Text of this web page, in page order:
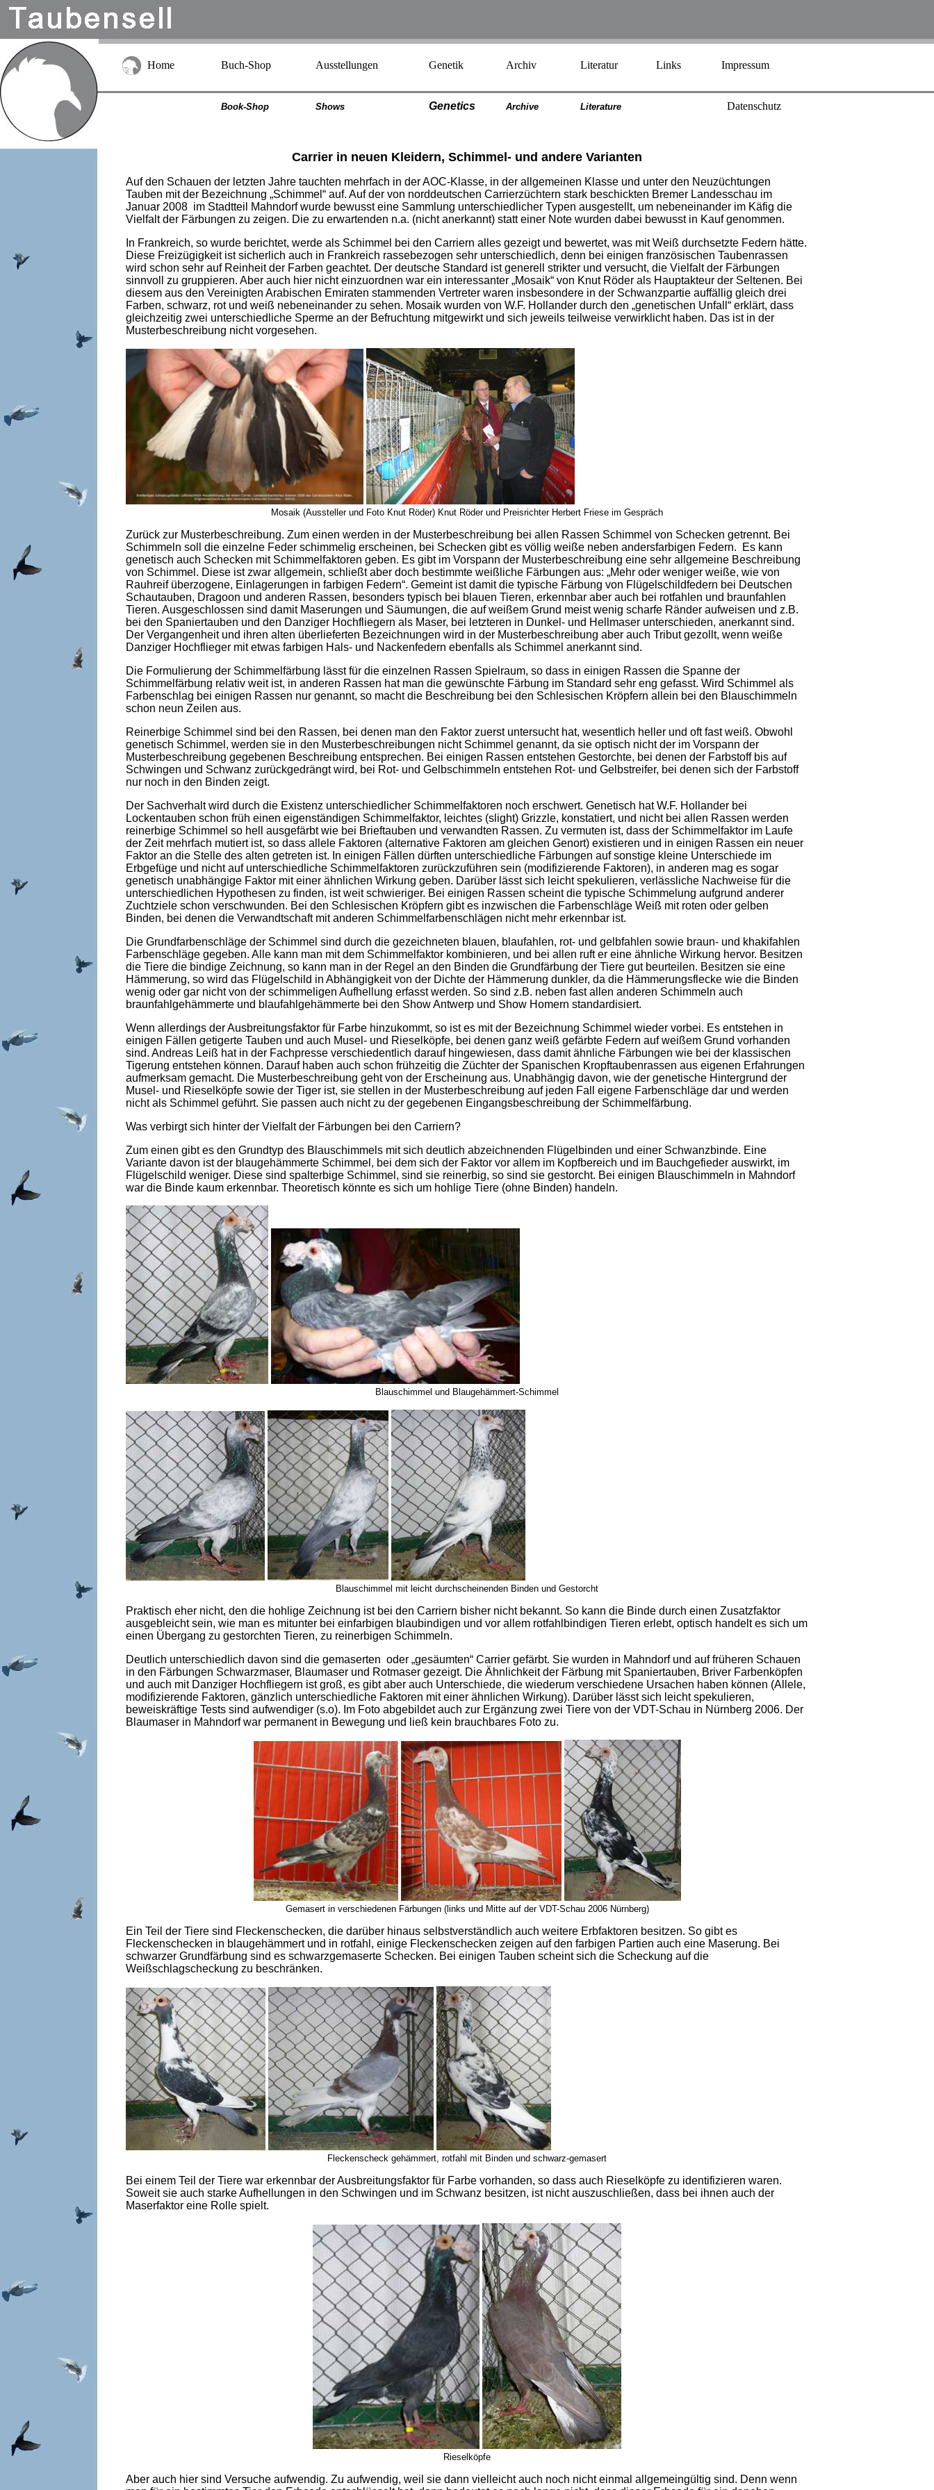
Home Buch-Shop Ausstellungen Genetik Archiv Literatur Links Impressum
Book-Shop Shows Genetics Archive Literature Datenschutz
Carrier in neuen Kleidern, Schimmel- und andere Varianten
Auf den Schauen der letzten Jahre tauchten mehrfach in der AOC-Klasse, in der allgemeinen Klasse und unter den Neuzüchtungen
Tauben mit der Bezeichnung „Schimmel“ auf. Auf der von norddeutschen Carrierzüchtern stark beschickten Bremer Landesschau im
Januar 2008 im Stadtteil Mahndorf wurde bewusst eine Sammlung unterschiedlicher Typen ausgestellt, um nebeneinander im Käfig die
Vielfalt der Färbungen zu zeigen. Die zu erwartenden n.a. (nicht anerkannt) statt einer Note wurden dabei bewusst in Kauf genommen.
In Frankreich, so wurde berichtet, werde als Schimmel bei den Carriern alles gezeigt und bewertet, was mit Weiß durchsetzte Federn hätte.
Diese Freizügigkeit ist sicherlich auch in Frankreich rassebezogen sehr unterschiedlich, denn bei einigen französischen Taubenrassen
wird schon sehr auf Reinheit der Farben geachtet. Der deutsche Standard ist generell strikter und versucht, die Vielfalt der Färbungen
sinnvoll zu gruppieren. Aber auch hier nicht einzuordnen war ein interessanter „Mosaik“ von Knut Röder als Hauptakteur der Seltenen. Bei
diesem aus den Vereinigten Arabischen Emiraten stammenden Vertreter waren insbesondere in der Schwanzpartie auffällig gleich drei
Farben, schwarz, rot und weiß nebeneinander zu sehen. Mosaik wurden von W.F. Hollander durch den „genetischen Unfall“ erklärt, dass
gleichzeitig zwei unterschiedliche Sperme an der Befruchtung mitgewirkt und sich jeweils teilweise verwirklicht haben. Das ist in der
Musterbeschreibung nicht vorgesehen.
Mosaik (Aussteller und Foto Knut Röder) Knut Röder und Preisrichter Herbert Friese im Gespräch
Zurück zur Musterbeschreibung. Zum einen werden in der Musterbeschreibung bei allen Rassen Schimmel von Schecken getrennt. Bei
Schimmeln soll die einzelne Feder schimmelig erscheinen, bei Schecken gibt es völlig weiße neben andersfarbigen Federn. Es kann
genetisch auch Schecken mit Schimmelfaktoren geben. Es gibt im Vorspann der Musterbeschreibung eine sehr allgemeine Beschreibung
von Schimmel. Diese ist zwar allgemein, schließt aber doch bestimmte weißliche Färbungen aus: „Mehr oder weniger weiße, wie von
Rauhreif überzogene, Einlagerungen in farbigen Federn“. Gemeint ist damit die typische Färbung von Flügelschildfedern bei Deutschen
Schautauben, Dragoon und anderen Rassen, besonders typisch bei blauen Tieren, erkennbar aber auch bei rotfahlen und braunfahlen
Tieren. Ausgeschlossen sind damit Maserungen und Säumungen, die auf weißem Grund meist wenig scharfe Ränder aufweisen und z.B.
bei den Spaniertauben und den Danziger Hochfliegern als Maser, bei letzteren in Dunkel- und Hellmaser unterschieden, anerkannt sind.
Der Vergangenheit und ihren alten überlieferten Bezeichnungen wird in der Musterbeschreibung aber auch Tribut gezollt, wenn weiße
Danziger Hochflieger mit etwas farbigen Hals- und Nackenfedern ebenfalls als Schimmel anerkannt sind.
Die Formulierung der Schimmelfärbung lässt für die einzelnen Rassen Spielraum, so dass in einigen Rassen die Spanne der
Schimmelfärbung relativ weit ist, in anderen Rassen hat man die gewünschte Färbung im Standard sehr eng gefasst. Wird Schimmel als
Farbenschlag bei einigen Rassen nur genannt, so macht die Beschreibung bei den Schlesischen Kröpfern allein bei den Blauschimmeln
schon neun Zeilen aus.
Reinerbige Schimmel sind bei den Rassen, bei denen man den Faktor zuerst untersucht hat, wesentlich heller und oft fast weiß. Obwohl
genetisch Schimmel, werden sie in den Musterbeschreibungen nicht Schimmel genannt, da sie optisch nicht der im Vorspann der
Musterbeschreibung gegebenen Beschreibung entsprechen. Bei einigen Rassen entstehen Gestorchte, bei denen der Farbstoff bis auf
Schwingen und Schwanz zurückgedrängt wird, bei Rot- und Gelbschimmeln entstehen Rot- und Gelbstreifer, bei denen sich der Farbstoff
nur noch in den Binden zeigt.
Der Sachverhalt wird durch die Existenz unterschiedlicher Schimmelfaktoren noch erschwert. Genetisch hat W.F. Hollander bei
Lockentauben schon früh einen eigenständigen Schimmelfaktor, leichtes (slight) Grizzle, konstatiert, und nicht bei allen Rassen werden
reinerbige Schimmel so hell ausgefärbt wie bei Brieftauben und verwandten Rassen. Zu vermuten ist, dass der Schimmelfaktor im Laufe
der Zeit mehrfach mutiert ist, so dass allele Faktoren (alternative Faktoren am gleichen Genort) existieren und in einigen Rassen ein neuer
Faktor an die Stelle des alten getreten ist. In einigen Fällen dürften unterschiedliche Färbungen auf sonstige kleine Unterschiede im
Erbgefüge und nicht auf unterschiedliche Schimmelfaktoren zurückzuführen sein (modifizierende Faktoren), in anderen mag es sogar
genetisch unabhängige Faktor mit einer ähnlichen Wirkung geben. Darüber lässt sich leicht spekulieren, verlässliche Nachweise für die
unterschiedlichen Hypothesen zu finden, ist weit schwieriger. Bei einigen Rassen scheint die typische Schimmelung aufgrund anderer
Zuchtziele schon verschwunden. Bei den Schlesischen Kröpfern gibt es inzwischen die Farbenschläge Weiß mit roten oder gelben
Binden, bei denen die Verwandtschaft mit anderen Schimmelfarbenschlägen nicht mehr erkennbar ist.
Die Grundfarbenschläge der Schimmel sind durch die gezeichneten blauen, blaufahlen, rot- und gelbfahlen sowie braun- und khakifahlen
Farbenschläge gegeben. Alle kann man mit dem Schimmelfaktor kombinieren, und bei allen ruft er eine ähnliche Wirkung hervor. Besitzen
die Tiere die bindige Zeichnung, so kann man in der Regel an den Binden die Grundfärbung der Tiere gut beurteilen. Besitzen sie eine
Hämmerung, so wird das Flügelschild in Abhängigkeit von der Dichte der Hämmerung dunkler, da die Hämmerungsflecke wie die Binden
wenig oder gar nicht von der schimmeligen Aufhellung erfasst werden. So sind z.B. neben fast allen anderen Schimmeln auch
braunfahlgehämmerte und blaufahlgehämmerte bei den Show Antwerp und Show Homern standardisiert.
Wenn allerdings der Ausbreitungsfaktor für Farbe hinzukommt, so ist es mit der Bezeichnung Schimmel wieder vorbei. Es entstehen in
einigen Fällen getigerte Tauben und auch Musel- und Rieselköpfe, bei denen ganz weiß gefärbte Federn auf weißem Grund vorhanden
sind. Andreas Leiß hat in der Fachpresse verschiedentlich darauf hingewiesen, dass damit ähnliche Färbungen wie bei der klassischen
Tigerung entstehen können. Darauf haben auch schon frühzeitig die Züchter der Spanischen Kropftaubenrassen aus eigenen Erfahrungen
aufmerksam gemacht. Die Musterbeschreibung geht von der Erscheinung aus. Unabhängig davon, wie der genetische Hintergrund der
Musel- und Rieselköpfe sowie der Tiger ist, sie stellen in der Musterbeschreibung auf jeden Fall eigene Farbenschläge dar und werden
nicht als Schimmel geführt. Sie passen auch nicht zu der gegebenen Eingangsbeschreibung der Schimmelfärbung.
Was verbirgt sich hinter der Vielfalt der Färbungen bei den Carriern?
Zum einen gibt es den Grundtyp des Blauschimmels mit sich deutlich abzeichnenden Flügelbinden und einer Schwanzbinde. Eine
Variante davon ist der blaugehämmerte Schimmel, bei dem sich der Faktor vor allem im Kopfbereich und im Bauchgefieder auswirkt, im
Flügelschild weniger. Diese sind spalterbige Schimmel, sind sie reinerbig, so sind sie gestorcht. Bei einigen Blauschimmeln in Mahndorf
war die Binde kaum erkennbar. Theoretisch könnte es sich um hohlige Tiere (ohne Binden) handeln.
Blauschimmel und Blaugehämmert-Schimmel
Blauschimmel mit leicht durchscheinenden Binden und Gestorcht
Praktisch eher nicht, den die hohlige Zeichnung ist bei den Carriern bisher nicht bekannt. So kann die Binde durch einen Zusatzfaktor
ausgebleicht sein, wie man es mitunter bei einfarbigen blaubindigen und vor allem rotfahlbindigen Tieren erlebt, optisch handelt es sich um
einen Übergang zu gestorchten Tieren, zu reinerbigen Schimmeln.
Deutlich unterschiedlich davon sind die gemaserten oder „gesäumten“ Carrier gefärbt. Sie wurden in Mahndorf und auf früheren Schauen
in den Färbungen Schwarzmaser, Blaumaser und Rotmaser gezeigt. Die Ähnlichkeit der Färbung mit Spaniertauben, Briver Farbenköpfen
und auch mit Danziger Hochfliegern ist groß, es gibt aber auch Unterschiede, die wiederum verschiedene Ursachen haben können (Allele,
modifizierende Faktoren, gänzlich unterschiedliche Faktoren mit einer ähnlichen Wirkung). Darüber lässt sich leicht spekulieren,
beweiskräftige Tests sind aufwendiger (s.o). Im Foto abgebildet auch zur Ergänzung zwei Tiere von der VDT-Schau in Nürnberg 2006. Der
Blaumaser in Mahndorf war permanent in Bewegung und ließ kein brauchbares Foto zu.
Gemasert in verschiedenen Färbungen (links und Mitte auf der VDT-Schau 2006 Nürnberg)
Ein Teil der Tiere sind Fleckenschecken, die darüber hinaus selbstverständlich auch weitere Erbfaktoren besitzen. So gibt es
Fleckenschecken in blaugehämmert und in rotfahl, einige Fleckenschecken zeigen auf den farbigen Partien auch eine Maserung. Bei
schwarzer Grundfärbung sind es schwarzgemaserte Schecken. Bei einigen Tauben scheint sich die Scheckung auf die
Weißschlagscheckung zu beschränken.
Fleckenscheck gehämmert, rotfahl mit Binden und schwarz-gemasert
Bei einem Teil der Tiere war erkennbar der Ausbreitungsfaktor für Farbe vorhanden, so dass auch Rieselköpfe zu identifizieren waren.
Soweit sie auch starke Aufhellungen in den Schwingen und im Schwanz besitzen, ist nicht auszuschließen, dass bei ihnen auch der
Maserfaktor eine Rolle spielt.
Rieselköpfe
Aber auch hier sind Versuche aufwendig. Zu aufwendig, weil sie dann vielleicht auch noch nicht einmal allgemeingültig sind. Denn wenn